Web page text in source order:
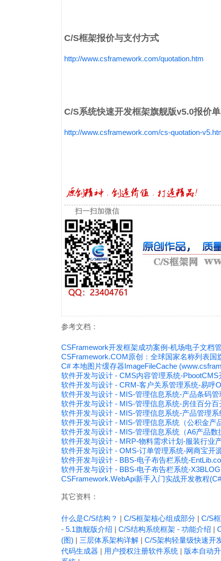
C/S框架报价与支付方式
http://www.csframework.com/quotation.htm
C/S系统快速开发框架旗舰版v5.0报价单
http://www.csframework.com/cs-quotation-
扫一扫加微信
参考文档：
CSFramework开发框架成功案例-机场电子文档
CSFramework.COM原创：全球国家名称列表国
C# 本地图片缓存器ImageFileCache
软件开发与设计 - CMS内容管理系统-
软件开发与设计 - CRM-客户关系管理系统-易呼
软件开发与设计 - MIS-管理信息系统-产品条码管
软件开发与设计 - MIS-管理信息系统-房佳百分
软件开发与设计 - MIS-管理信息系统-产品管理
软件开发与设计 - MIS-管理信息系统（公积金产
软件开发与设计 - MIS-管理信息系统（A6产品数
软件开发与设计 - MRP-物料需求计划-服装行业
软件开发与设计 - OMS-订单管理系统-网商宝开
软件开发与设计 - BBS-电子布告栏系统-
软件开发与设计 - BBS-电子布告栏系统-
CSFramework.WebApi新手入门实战开发教程
其它资料：
什么是C/S结构？ | C/S框架核心组成部分 | C/S
- 5.1旗舰版介绍 | C/S结构系统框架 - 功能介绍 |
(图) | 三层体系架构详解 | C/S架构轻量级快速开
代码生成器 | 用户授权注册软件系统 | 版本自动